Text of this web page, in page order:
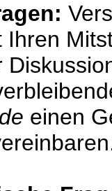
Ihren
einen